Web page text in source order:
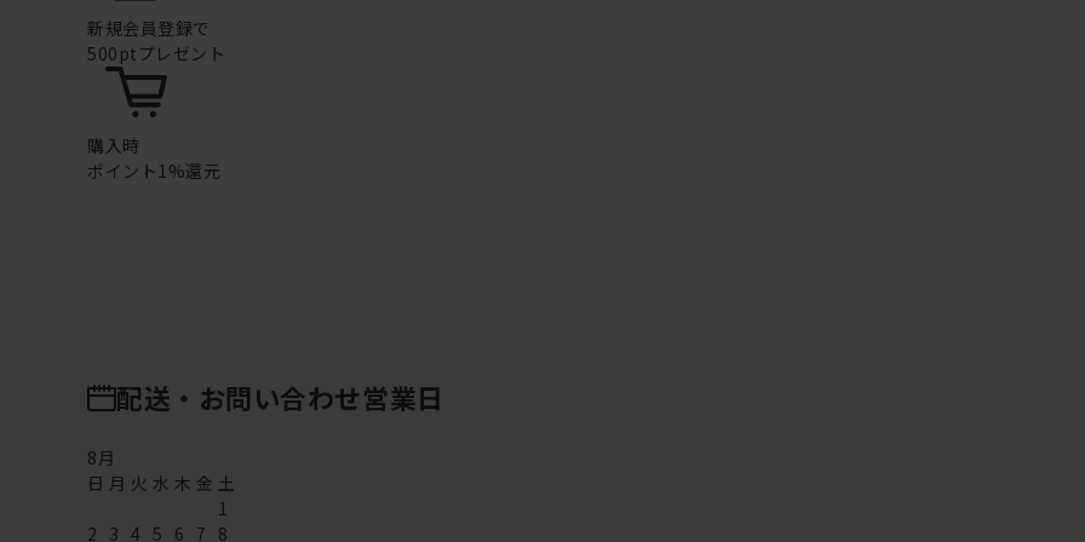
新規会員登録で
500ptプレゼント
購入時
ポイント1%還元
配送・お問い合わせ営業日
8月
日 月 火 水 木 金 土
1
2 3 4 5 6 7 8